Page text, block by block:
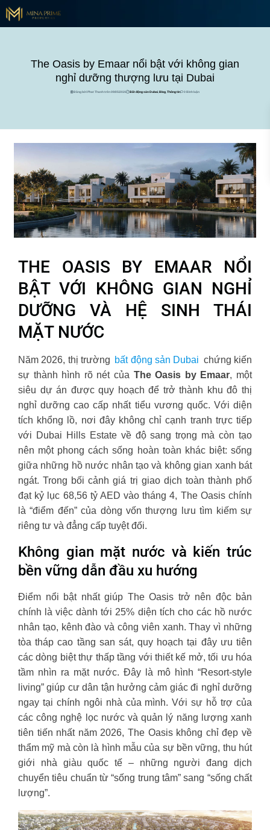
The Oasis by Emaar nổi bật với không gian
nghỉ dưỡng thượng lưu tại Dubai
Đăng bởi Phat Thanh trên 09/05/2026 Bất động sản Dubai,Blog,Thông tin 0 Bình luận
THE OASIS BY EMAAR NỔI
BẬT VỚI KHÔNG GIAN NGHỈ
DƯỠNG VÀ HỆ SINH THÁI
MẶT NƯỚC
Năm 2026, thị trường bất động sản Dubai chứng kiến
sự thành hình rõ nét của The Oasis by Emaar, một
siêu dự án được quy hoạch để trở thành khu đô thị
nghỉ dưỡng cao cấp nhất tiểu vương quốc. Với diện
tích khổng lồ, nơi đây không chỉ cạnh tranh trực tiếp
với Dubai Hills Estate về độ sang trọng mà còn tạo
nên một phong cách sống hoàn toàn khác biệt: sống
giữa những hồ nước nhân tạo và không gian xanh bát
ngát. Trong bối cảnh giá trị giao dịch toàn thành phố
đạt kỷ lục 68,56 tỷ AED vào tháng 4, The Oasis chính
là “điểm đến” của dòng vốn thượng lưu tìm kiếm sự
riêng tư và đẳng cấp tuyệt đối.
Không gian mặt nước và kiến trúc
bền vững dẫn đầu xu hướng
Điểm nổi bật nhất giúp The Oasis trở nên độc bản
chính là việc dành tới 25% diện tích cho các hồ nước
nhân tạo, kênh đào và công viên xanh. Thay vì những
tòa tháp cao tầng san sát, quy hoạch tại đây ưu tiên
các dòng biệt thự thấp tầng với thiết kế mở, tối ưu hóa
tầm nhìn ra mặt nước. Đây là mô hình “Resort-style
living” giúp cư dân tận hưởng cảm giác đi nghỉ dưỡng
ngay tại chính ngôi nhà của mình. Với sự hỗ trợ của
các công nghệ lọc nước và quản lý năng lượng xanh
tiên tiến nhất năm 2026, The Oasis không chỉ đẹp về
thẩm mỹ mà còn là hình mẫu của sự bền vững, thu hút
giới nhà giàu quốc tế – những người đang dịch
chuyển tiêu chuẩn từ “sống trung tâm” sang “sống chất
lượng”.